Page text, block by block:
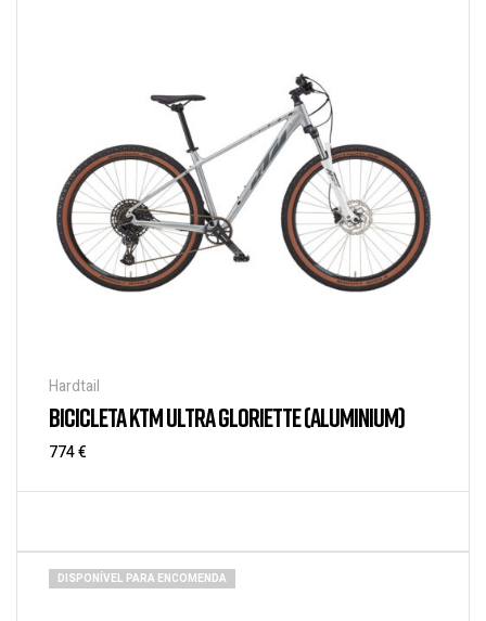
Hardtail
BICICLETA KTM ULTRA GLORIETTE (ALUMINIUM)
774€
DISPONÍVEL PARA ENCOMENDA